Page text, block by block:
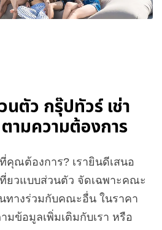
ตัว กรุ๊ปทัวร์ เช่า
ตามความต้องการ
คุณต้องการ? เรายินดีเสนอ
ยวแบบส่วนตัว จัดเฉพาะคณะ
ทางร่วมกับคณะอื่น ในราคา
มข้อมูลเพิ่มเติมกับเรา หรือ